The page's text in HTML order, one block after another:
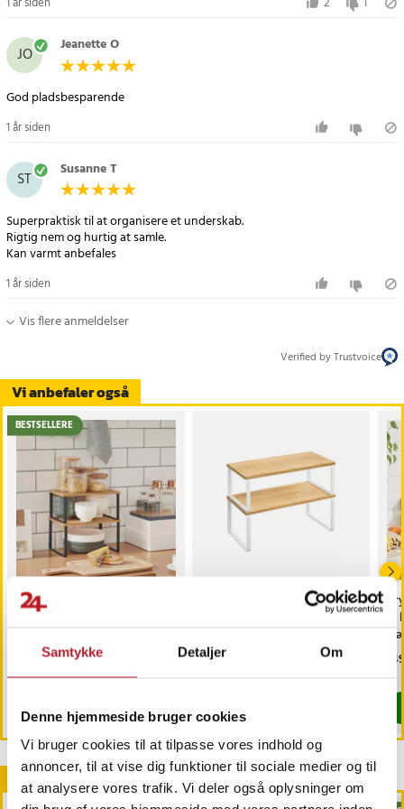
Samtykke Detaljer Om
Denne hjemmeside bruger cookies
Vi bruger cookies til at tilpasse vores indhold og
annoncer, til at vise dig funktioner til sociale medier og til
at analysere vores trafik. Vi deler også oplysninger om
Article number : 119600
Vi anbefaler også
BESTSELLERE
Hylde til køkkenbordet –
2-pak stabelbare og
metal
:129 kr.
129 kr.
Findes på lager, Leveres i løbet af 1-2 hverdage
Pris:
149 kr.
JO Jeanette O
God pladsbesparende
1 år siden
ST Susanne T
Superpraktisk til at organisere et underskab.
Rigtig nem og hurtig at samle.
Kan varmt anbefales
1 år siden
Vis flere anmeldelser
Verified by Trustvoice
Andre købte også